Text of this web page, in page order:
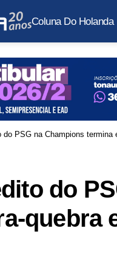
Coluna Do Holanda
do PSG na Champions termina
do
quebra